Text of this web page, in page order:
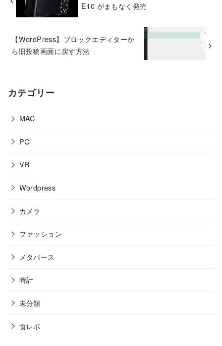
E10 がまもなく発売
【WordPress】ブロックエディターか
ら旧投稿画面に戻す方法
カテゴリー
MAC
PC
VR
Wordpress
カメラ
ファッション
メタバース
時計
未分類
食レポ